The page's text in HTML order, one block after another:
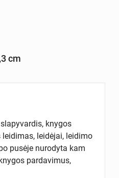
cm
knygos
leidėjai, leidimo
pusėje nurodyta kam
pardavimus,